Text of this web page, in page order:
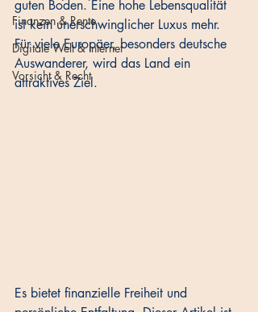
Finanzen & Rente
Digitale Welt & Internet
Vorsicht & Recht
guten Boden. Eine hohe Lebensqualität
ist kein unerschwinglicher Luxus mehr.
Für viele Europäer, besonders deutsche
Auswanderer, wird das Land ein
attraktives Ziel.
Es bietet finanzielle Freiheit und